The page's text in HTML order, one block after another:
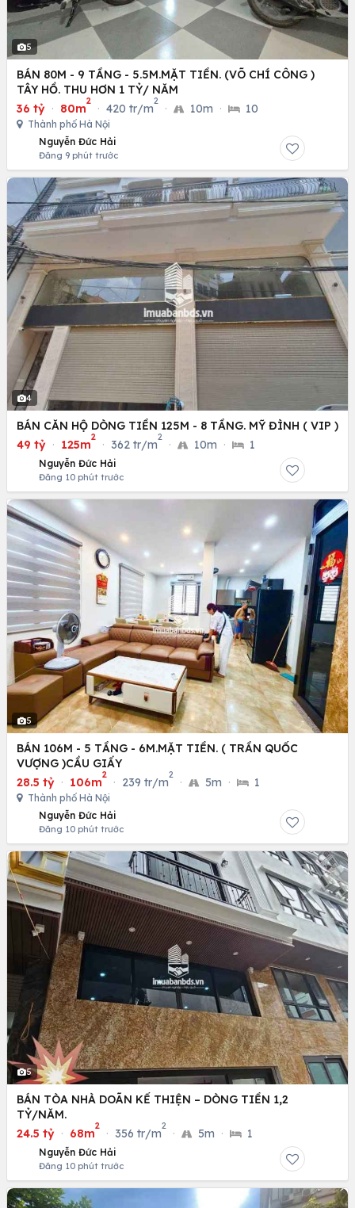
5
BÁN 80M - 9 TẦNG - 5.5M.MẶT TIỀN. (VÕ CHÍ CÔNG )
TÂY HỒ. THU HƠN 1 TỶ/ NĂM
36 tỷ · 80m
2
· 420 tr/m
2
· 10m · 10
Thành phố Hà Nội
Nguyễn Đức Hải
Đăng 9 phút trước
4
BÁN CĂN HỘ DÒNG TIỀN 125M - 8 TẦNG. MỸ ĐÌNH ( VIP )
49 tỷ · 125m
2
· 362 tr/m
2
· 10m · 1
Nguyễn Đức Hải
Đăng 10 phút trước
5
BÁN 106M - 5 TẦNG - 6M.MẶT TIỀN. ( TRẦN QUỐC
VƯỢNG )CẦU GIẤY
28.5 tỷ · 106m
2
· 239 tr/m
2
· 5m · 1
Thành phố Hà Nội
Nguyễn Đức Hải
Đăng 10 phút trước
5
BÁN TÒA NHÀ DOÃN KẾ THIỆN – DÒNG TIỀN 1,2
TỶ/NĂM.
24.5 tỷ · 68m
2
· 356 tr/m
2
· 5m · 1
Nguyễn Đức Hải
Đăng 10 phút trước